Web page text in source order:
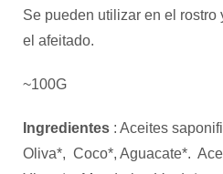
Se pueden utilizar en el rostro
el afeitado.
~100G
Ingredientes : Aceites
Oliva*, Coco*, Aguacate*.